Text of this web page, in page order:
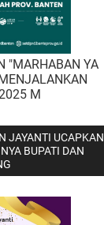
"MARHABAN YA
M
JAYANTI UCAPKAN
BUPATI DAN